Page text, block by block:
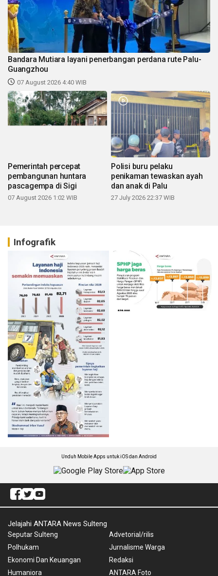
Bandara Mutiara layani penerbangan perdana rute Palu-
Guangzhou
07 August 2026 4:40 WIB
Pemerintah percepat
pembangunan huntara
pascagempa di Sigi
07 August 2026 1:02 WIB
Polisi buru pelaku
penikaman tewaskan ayah
dan anak di Palu
27 July 2026 22:37 WIB
Infografik
Unduh Mobile Apps untuk iOS dan Android
Jelajahi ANTARA News Sulteng
Seputar Sulteng
Polhukam
Ekonomi Dan Keuangan
Humaniora
Advetorial/rilis
Jurnalisme Warga
Redaksi
ANTARA Foto